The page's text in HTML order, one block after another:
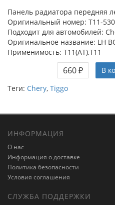
Панель радиатора передняя
Оригинальный номер: T11-
Подходит для автомобилей:
Оригинальное название: LH
Применимость: T11(AT),T11
660 ₽
В
Теги: Chery, Tiggo
ИНФОРМАЦИЯ
О нас
Информация о доставке
Политика безопасности
Условия соглашения
СЛУЖБА ПОДДЕРЖКИ